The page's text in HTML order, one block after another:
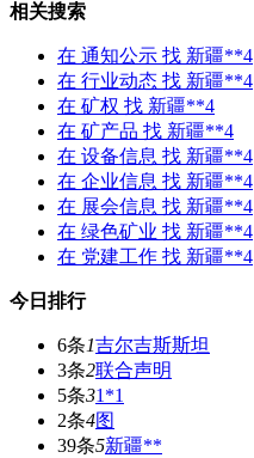
相关搜索
在 通知公示 找 新疆**4
在 行业动态 找 新疆**4
在 矿权 找 新疆**4
在 矿产品 找 新疆**4
在 设备信息 找 新疆**4
在 企业信息 找 新疆**4
在 展会信息 找 新疆**4
在 绿色矿业 找 新疆**4
在 党建工作 找 新疆**4
今日排行
6条1吉尔吉斯斯坦
3条2联合声明
5条31*1
2条4图
39条5新疆**